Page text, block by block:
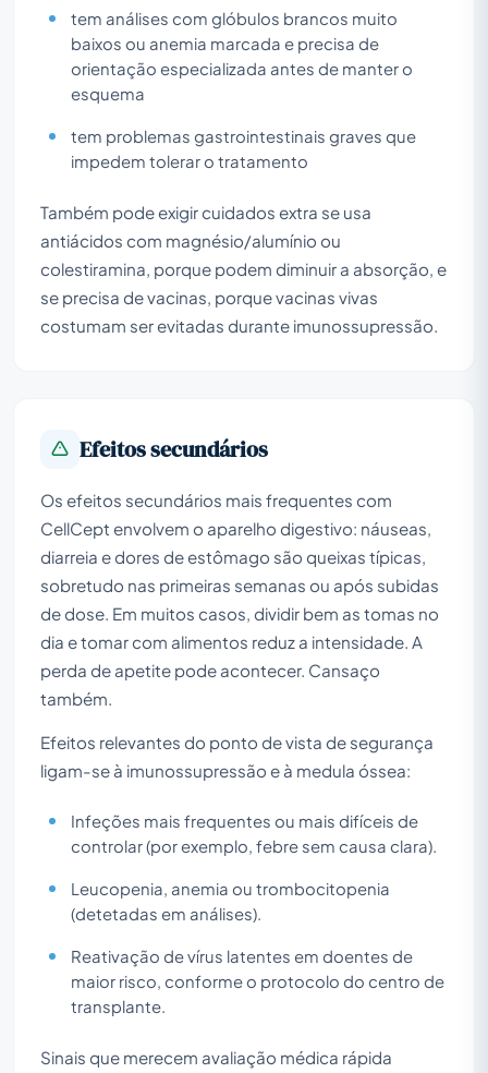
tem análises com glóbulos brancos muito
baixos ou anemia marcada e precisa de
orientação especializada antes de manter o
esquema
tem problemas gastrointestinais graves que
impedem tolerar o tratamento
Também pode exigir cuidados extra se usa
antiácidos com magnésio/alumínio ou
colestiramina, porque podem diminuir a absorção, e
se precisa de vacinas, porque vacinas vivas
costumam ser evitadas durante imunossupressão.
Efeitos secundários
Os efeitos secundários mais frequentes com
CellCept envolvem o aparelho digestivo: náuseas,
diarreia e dores de estômago são queixas típicas,
sobretudo nas primeiras semanas ou após subidas
de dose. Em muitos casos, dividir bem as tomas no
dia e tomar com alimentos reduz a intensidade. A
perda de apetite pode acontecer. Cansaço
também.
Efeitos relevantes do ponto de vista de segurança
ligam-se à imunossupressão e à medula óssea:
Infeções mais frequentes ou mais difíceis de
controlar (por exemplo, febre sem causa clara).
Leucopenia, anemia ou trombocitopenia
(detetadas em análises).
Reativação de vírus latentes em doentes de
maior risco, conforme o protocolo do centro de
transplante.
Sinais que merecem avaliação médica rápida